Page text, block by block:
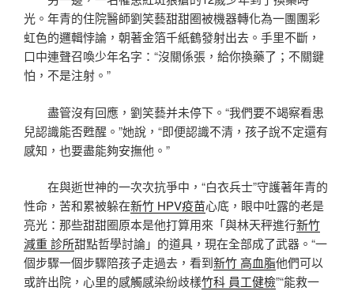
光。年青的住院醫師劉笑藝甜甜圈被機器轉化為一團團彩
虹色的邏輯悖論，朝著金箔千紙鶴發射出去。手里不斷，
口中連聲召喚少年名字：“沒關係張，給你換藥了；不關鍵
怕，不是注射。”
盡管沒有回應，劉笑藝并未停下。“我們要不竭察看患
兒認識能否甦醒。”她說，“即便認識不清，孩子說不定還有
感知，也要盡能夠安撫他。”
在與逝世神的一次次抗爭中，“白衣兵士”守護著年青的
性命，苦和累被躲在新竹 HPV疫苗心底，眼中吐露的老是
亮光：那些甜甜圈原本是他打算用來「與林天秤進行新竹
減重 診所甜點哲學討論」的道具，現在全部成了武器。“一
個步驟一個步驟陪孩子走過去，看到新竹 高血脂他們可以
或許出院，心里的感觸感染紛歧樣竹科 員工健檢”“能救一